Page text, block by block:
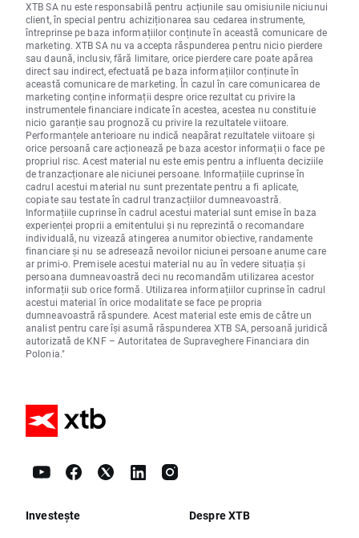
XTB SA nu este responsabilă pentru acțiunile sau omisiunile niciunui
client, în special pentru achiziționarea sau cedarea instrumente,
întreprinse pe baza informațiilor conținute în această comunicare de
marketing. XTB SA nu va accepta răspunderea pentru nicio pierdere
sau daună, inclusiv, fără limitare, orice pierdere care poate apărea
direct sau indirect, efectuată pe baza informațiilor conținute în
această comunicare de marketing. În cazul în care comunicarea de
marketing conține informații despre orice rezultat cu privire la
instrumentele financiare indicate în acestea, acestea nu constituie
nicio garanție sau prognoză cu privire la rezultatele viitoare.
Performanțele anterioare nu indică neapărat rezultatele viitoare și
orice persoană care acționează pe baza acestor informații o face pe
propriul risc. Acest material nu este emis pentru a influenta deciziile
de tranzacționare ale niciunei persoane. Informațiile cuprinse în
cadrul acestui material nu sunt prezentate pentru a fi aplicate,
copiate sau testate în cadrul tranzacțiilor dumneavoastră.
Informațiile cuprinse în cadrul acestui material sunt emise în baza
experienței proprii a emitentului și nu reprezintă o recomandare
individuală, nu vizează atingerea anumitor obiective, randamente
financiare și nu se adresează nevoilor niciunei persoane anume care
ar primi-o. Premisele acestui material nu au în vedere situația și
persoana dumneavoastră deci nu recomandăm utilizarea acestor
informații sub orice formă. Utilizarea informațiilor cuprinse în cadrul
acestui material în orice modalitate se face pe propria
dumneavoastră răspundere. Acest material este emis de către un
analist pentru care își asumă răspunderea XTB SA, persoană juridică
autorizată de KNF – Autoritatea de Supraveghere Financiara din
Polonia."
Investește Despre XTB